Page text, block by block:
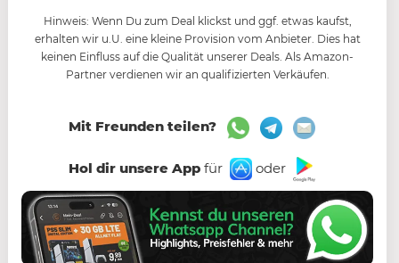
Hinweis: Wenn Du zum Deal klickst und ggf. etwas kaufst,
erhalten wir u.U. eine kleine Provision vom Anbieter. Dies hat
keinen Einfluss auf die Qualität unserer Deals. Als Amazon-
Partner verdienen wir an qualifizierten Verkäufen.
Mit Freunden teilen?
Hol dir unsere Appfür oder